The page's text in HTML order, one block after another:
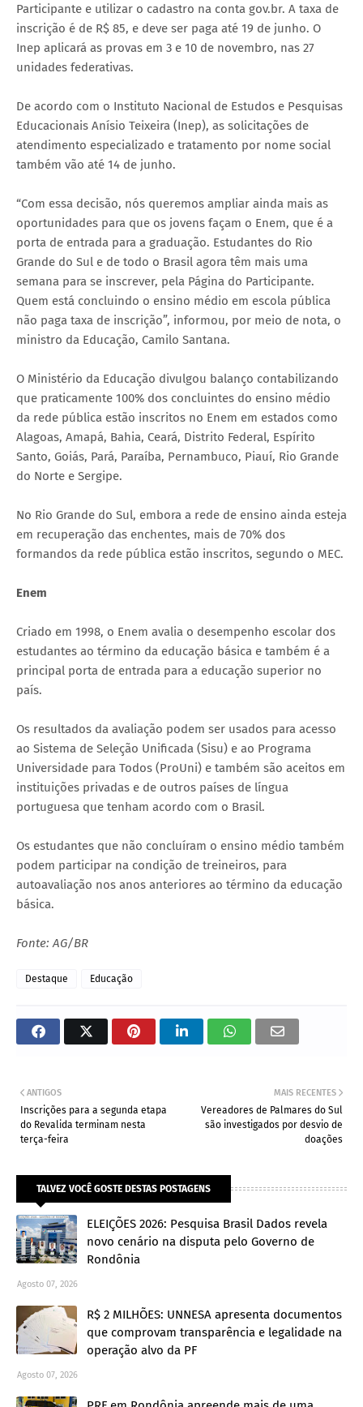
Participante e utilizar o cadastro na conta gov.br. A taxa de
inscrição é de R$ 85, e deve ser paga até 19 de junho. O
Inep aplicará as provas em 3 e 10 de novembro, nas 27
unidades federativas.
De acordo com o Instituto Nacional de Estudos e Pesquisas
Educacionais Anísio Teixeira (Inep), as solicitações de
atendimento especializado e tratamento por nome social
também vão até 14 de junho.
“Com essa decisão, nós queremos ampliar ainda mais as
oportunidades para que os jovens façam o Enem, que é a
porta de entrada para a graduação. Estudantes do Rio
Grande do Sul e de todo o Brasil agora têm mais uma
semana para se inscrever, pela Página do Participante.
Quem está concluindo o ensino médio em escola pública
não paga taxa de inscrição”, informou, por meio de nota, o
ministro da Educação, Camilo Santana.
O Ministério da Educação divulgou balanço contabilizando
que praticamente 100% dos concluintes do ensino médio
da rede pública estão inscritos no Enem em estados como
Alagoas, Amapá, Bahia, Ceará, Distrito Federal, Espírito
Santo, Goiás, Pará, Paraíba, Pernambuco, Piauí, Rio Grande
do Norte e Sergipe.
No Rio Grande do Sul, embora a rede de ensino ainda esteja
em recuperação das enchentes, mais de 70% dos
formandos da rede pública estão inscritos, segundo o MEC.
Enem
Criado em 1998, o Enem avalia o desempenho escolar dos
estudantes ao término da educação básica e também é a
principal porta de entrada para a educação superior no
país.
Os resultados da avaliação podem ser usados para acesso
ao Sistema de Seleção Unificada (Sisu) e ao Programa
Universidade para Todos (ProUni) e também são aceitos em
instituições privadas e de outros países de língua
portuguesa que tenham acordo com o Brasil.
Os estudantes que não concluíram o ensino médio também
podem participar na condição de treineiros, para
autoavaliação nos anos anteriores ao término da educação
básica.
Fonte: AG/BR
Destaque Educação
MAIS RECENTES
Vereadores de Palmares do Sul
são investigados por desvio de
doações
ANTIGOS
Inscrições para a segunda etapa
do Revalida terminam nesta
terça-feira
TALVEZ VOCÊ GOSTE DESTAS POSTAGENS
ELEIÇÕES 2026: Pesquisa Brasil Dados revela
novo cenário na disputa pelo Governo de
Rondônia
Agosto 07, 2026
R$ 2 MILHÕES: UNNESA apresenta documentos
que comprovam transparência e legalidade na
operação alvo da PF
Agosto 07, 2026